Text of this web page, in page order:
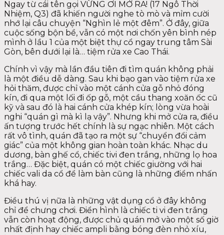
Ngay từ cái tên gọi VỪNG ƠI MỞ RA! (17 Ngô Thời
Nhiệm, Q3) đã khiến người nghe tò mò và mỉm cười
nhớ lại câu chuyện “Nghìn lẻ một đêm”. Ở đây, giữa
cuộc sống bộn bề, vẫn có một nơi chốn yên bình nép
mình ở lầu 1 của một biệt thự cổ ngay trung tâm Sài
Gòn, bên dưới lại là… tiệm rửa xe Cao Thái.
Chính vì vậy mà lần đầu tiên đi tìm quán không phải
là một điều dễ dàng. Sau khi bạo gan vào tiệm rửa xe
hỏi thăm, được chỉ vào một cánh cửa gỗ nhỏ đóng
kín, đi qua một lối đi ốp gỗ, một cầu thang xoăn ốc cũ
kỹ và sau đó là hai cánh cửa khép kín; lòng vừa hoài
nghi “quán gì mà kì lạ vậy”. Nhưng khi mở cửa ra, điều
ấn tượng trước hết chính là sự ngạc nhiên. Một cách
rất vô tình, quán đã tạo ra một sự “chuyển đổi cảm
giác” của một không gian hoàn toàn khác. Nhạc du
dương, bàn ghế cổ, chiếc tivi đen trắng, những lọ hoa
trắng… Đặc biệt, quán có một chiếc giường với hai
chiếc vali da cổ để làm bàn cũng là những điểm nhấn
khá hay.
Điều thú vị nữa là những vật dụng cổ ở đây không
chỉ để chưng chơi. Điển hình là chiếc ti vi đen trắng
vẫn còn hoạt động, được chủ quán mở vào một số giờ
nhất định hay chiếc ampli bằng bóng đèn nhỏ xíu,